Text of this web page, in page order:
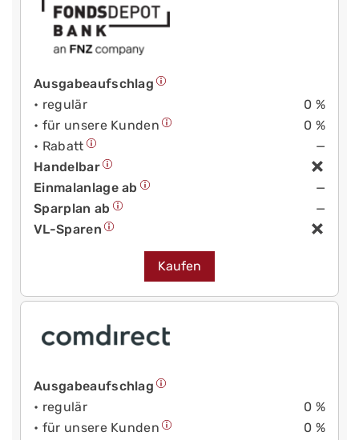
Ausgabeaufschlag
• regulär
0 %
• für unsere Kunden
0 %
• Rabatt
—
Handelbar
Einmalanlage ab
—
Sparplan ab
—
VL-Sparen
Kaufen
Ausgabeaufschlag
• regulär
0 %
• für unsere Kunden
0 %